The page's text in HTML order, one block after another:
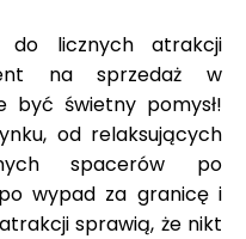
licznych atrakcji
na sprzedaż w
być świetny pomysł!
od relaksujących
spacerów po
wypad za granicę i
sprawią, że nikt